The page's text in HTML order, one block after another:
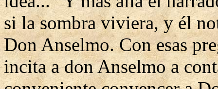
si la sombra viviera, y él
Don Anselmo. Con esas
incita a don Anselmo a